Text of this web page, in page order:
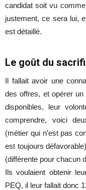
candidat soit vu
justement, ce sera lui,
est détaillé.
Le goût du
Il fallait avoir une
des offres, et opérer
disponibles, leur
comprendre, voici
(métier qui n’est pas
est toujours
(différente pour chacun
Ils voulaient obtenir
PEQ, il leur fallait donc